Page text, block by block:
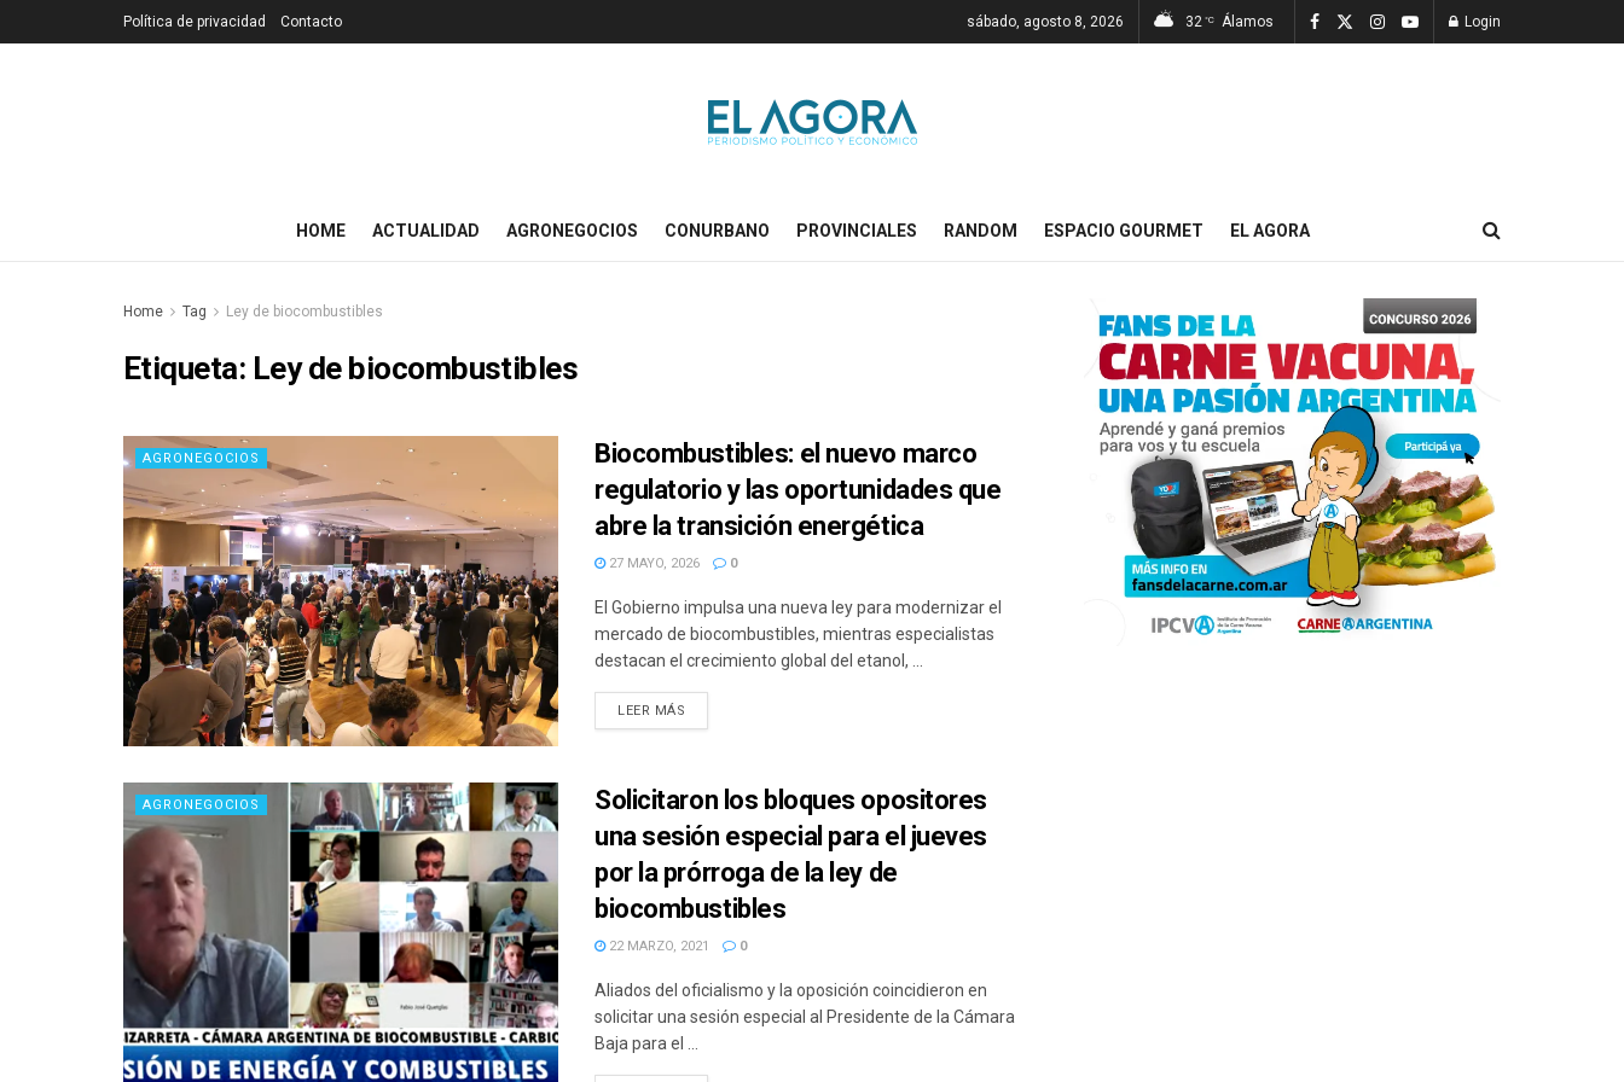
Política de privacidad Contacto sábado, agosto 8, 2026 32 °C Álamos Login
HOME ACTUALIDAD AGRONEGOCIOS CONURBANO PROVINCIALES RANDOM ESPACIO GOURMET EL AGORA
Home Tag Ley de biocombustibles
Etiqueta: Ley de biocombustibles
AGRONEGOCIOS
Biocombustibles: el nuevo marco
regulatorio y las oportunidades que
abre la transición energética
27 MAYO, 2026 0
El Gobierno impulsa una nueva ley para modernizar el
mercado de biocombustibles, mientras especialistas
destacan el crecimiento global del etanol, ...
LEER MÁS
AGRONEGOCIOS
Solicitaron los bloques opositores
una sesión especial para el jueves
por la prórroga de la ley de
biocombustibles
22 MARZO, 2021 0
Aliados del oficialismo y la oposición coincidieron en
solicitar una sesión especial al Presidente de la Cámara
Baja para el ...